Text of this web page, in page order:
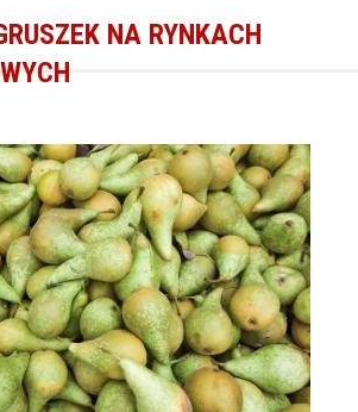
NA RYNKACH